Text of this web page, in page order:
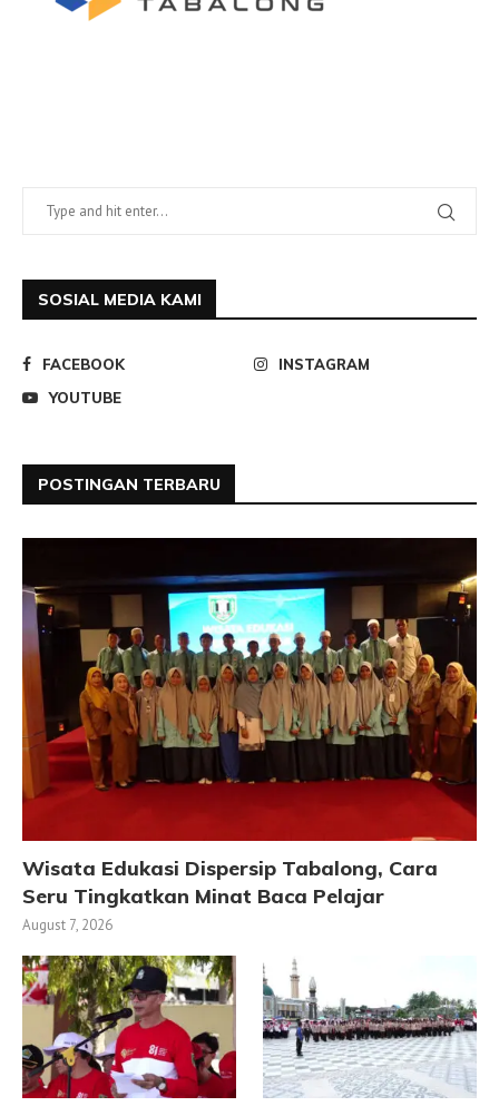
SOSIAL MEDIA KAMI
FACEBOOK
INSTAGRAM
YOUTUBE
POSTINGAN TERBARU
Wisata Edukasi Dispersip Tabalong, Cara
Seru Tingkatkan Minat Baca Pelajar
August 7, 2026